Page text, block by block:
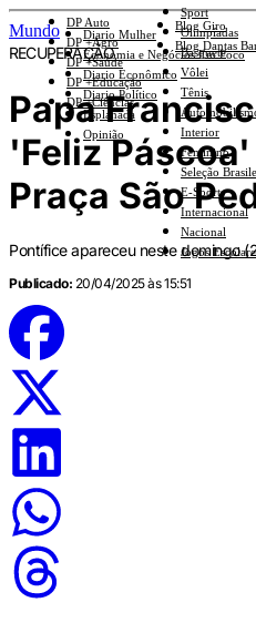
Sport
Olimpíadas
Basquete
Vôlei
Tênis
Interior
Feminino
Seleção
E-Sports
Internacional
Nacional
Jogos
DP Auto
DP +Agro
DP +Saúde
DP +Educação
DP +Ciências
Diario Mulher
Economia e Negócios Em Foco
Diario Econômico
Diario Político
Esplanada
Opinião
Blog Giro
Blog Dantas
Mundo
RECUPERAÇÃO
Papa
'Feliz
Praça São
Pontífice apareceu neste domingo
Publicado: 20/04/2025 às 15:51